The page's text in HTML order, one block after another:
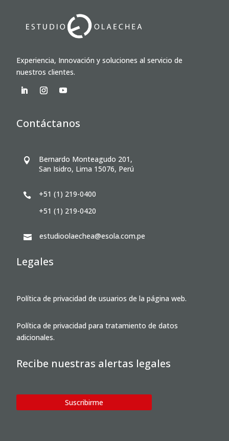
Experiencia, Innovación y soluciones al servicio de
nuestros clientes.
Contáctanos

Bernardo Monteagudo 201,
San Isidro, Lima 15076, Perú

+51 (1) 219-0400
+51 (1) 219-0420
 estudioolaechea@esola.com.pe
Legales
Política de privacidad de usuarios de la página web.
Política de privacidad para tratamiento de datos
adicionales.
Recibe nuestras alertas legales
Suscribirme